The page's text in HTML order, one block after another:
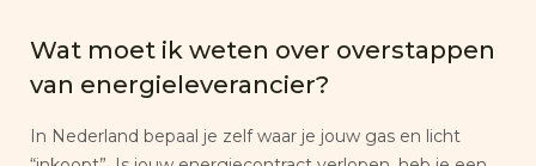
Wat moet ik weten over overstappen
van energieleverancier?
In Nederland bepaal je zelf waar je jouw gas en licht